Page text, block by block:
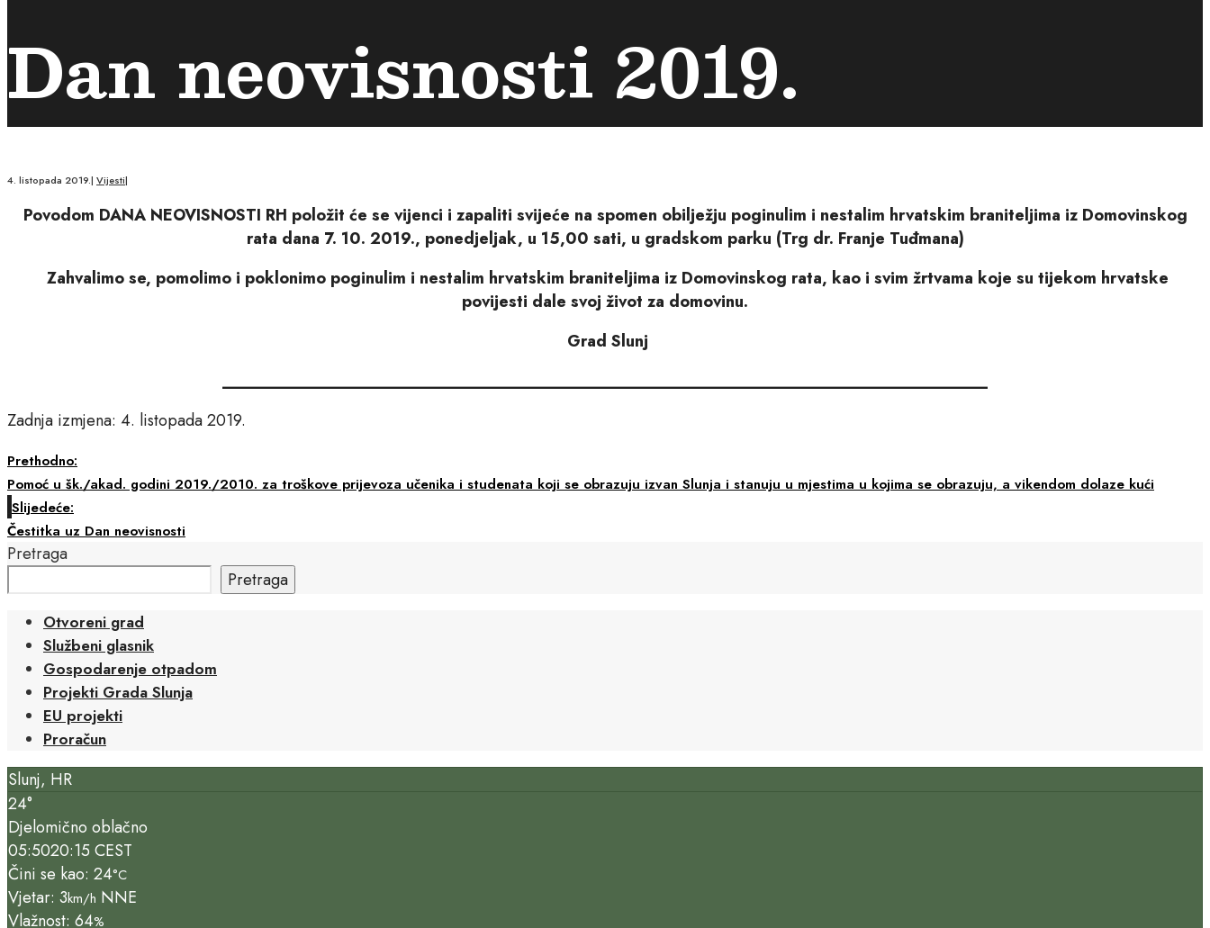
Dan neovisnosti 2019.
4. listopada 2019.| Vijesti|
Povodom DANA NEOVISNOSTI RH položit će se vijenci i zapaliti svijeće na spomen obilježju poginulim i nestalim hrvatskim braniteljima iz Domovinskog
rata dana 7. 10. 2019., ponedjeljak, u 15,00 sati, u gradskom parku (Trg dr. Franje Tuđmana)
Zahvalimo se, pomolimo i poklonimo poginulim i nestalim hrvatskim braniteljima iz Domovinskog rata, kao i svim žrtvama koje su tijekom hrvatske
povijesti dale svoj život za domovinu.
Grad Slunj
_____________________________________________________________________________________
Zadnja izmjena: 4. listopada 2019.
Prethodno:
Pomoć u šk./akad. godini 2019./2010. za troškove prijevoza učenika i studenata koji se obrazuju izvan Slunja i stanuju u mjestima u kojima se obrazuju, a vikendom dolaze kući
Slijedeće:
Čestitka uz Dan neovisnosti
Pretraga
Pretraga
Otvoreni grad
Službeni glasnik
Gospodarenje otpadom
Projekti Grada Slunja
EU projekti
Proračun
Slunj, HR
24°
Djelomično oblačno
05:5020:15 CEST
Čini se kao: 24°C
Vjetar: 3km/h NNE
Vlažnost: 64%